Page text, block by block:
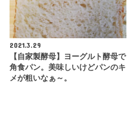
2021.3.29
【自家製酵母】ヨーグルト酵母で
角食パン。美味しいけどパンのキ
メが粗いなぁ～。